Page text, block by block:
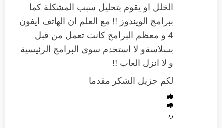
الخلل او يقوم بتحليل سبب المشكلة كما
ببرامج الويندوز !! مع العلم ان الهاتف ايفون
4 و معظم البرامج كانت تعمل من قبل
بسلاسةو لا استخدم سوى البرامج الرئيسية
و لا انزل العاب !!
لكم جزيل الشكر مقدما
رد